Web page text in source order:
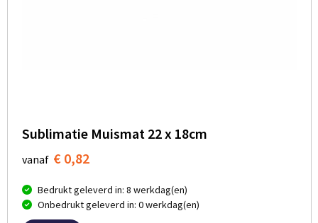
Sublimatie Muismat 22 x 18cm
vanaf € 0,82
Bedrukt geleverd in: 8 werkdag(en)
Onbedrukt geleverd in: 0 werkdag(en)